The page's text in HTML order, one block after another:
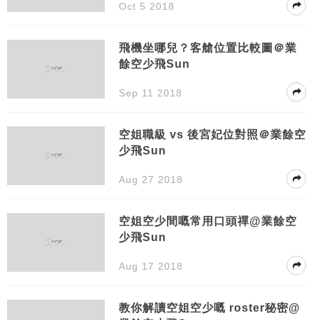
Oct 5 2018
飛機坐哪兒？客艙位置比較圖＠業
餘空少飛Sun
Sep 11 2018
空姐職級 vs 後宮妃位對照＠業餘空
少飛Sun
Aug 27 2018
空姐空少間嘅常用口頭禪@業餘空
少飛Sun
Aug 17 2018
教你解讀空姐空少嘅 roster秘密@